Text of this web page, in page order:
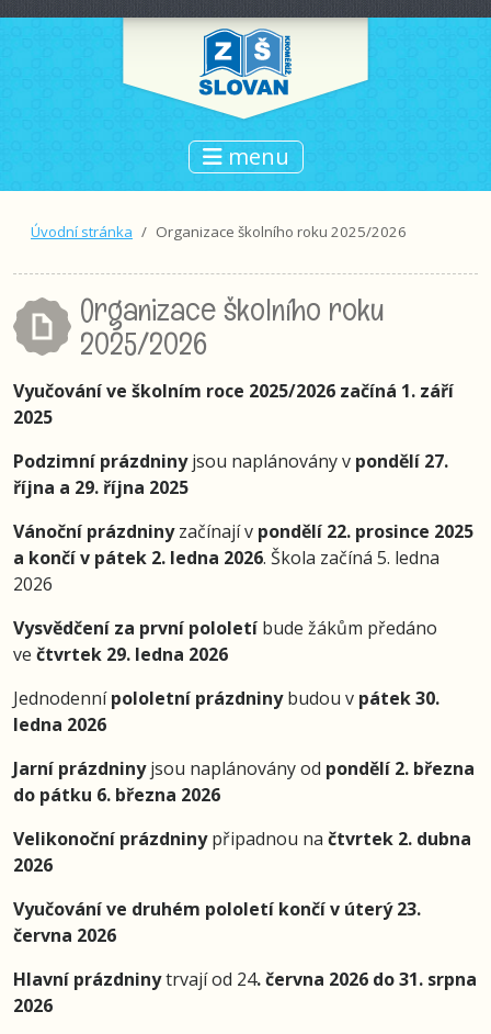
menu
Úvodní stránka Organizace školního roku 2025/2026
Organizace školního roku
2025/2026
Vyučování ve školním roce 2025/2026 začíná 1. září
2025
Podzimní prázdninyjsou naplánovány v pondělí 27.
října a 29. října 2025
Vánoční prázdninyzačínají v pondělí 22. prosince 2025
a končí v pátek 2. ledna 2026. Škola začíná 5. ledna
2026
Vysvědčení za první pololetí bude žákům předáno
ve čtvrtek 29. ledna 2026
Jednodennípololetní prázdninybudou v pátek 30.
ledna 2026
Jarní prázdninyjsou naplánovány od pondělí 2. března
do pátku 6. března 2026
Velikonoční prázdninypřipadnou na čtvrtek 2. dubna
2026
Vyučování ve druhém pololetí končí v úterý 23.
června 2026
Hlavní prázdninytrvají od 24. června 2026 do 31. srpna
2026